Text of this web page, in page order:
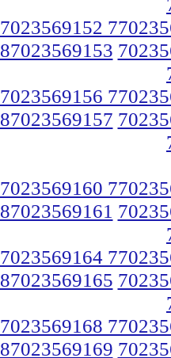
7023569152
87023569153
7023569156
87023569157
7023569160
87023569161
7023569164
87023569165
7023569168
87023569169